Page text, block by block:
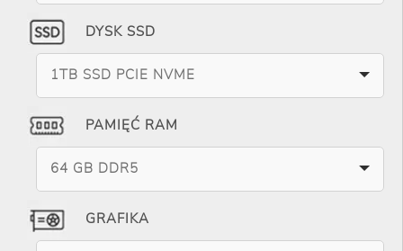
DYSK SSD
1TB SSD PCIE NVME
PAMIĘĆ RAM
64 GB DDR5
GRAFIKA